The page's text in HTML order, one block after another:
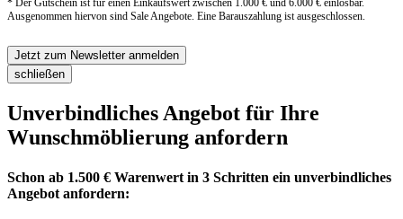
* Der Gutschein ist für einen Einkaufswert zwischen 1.000 € und 6.000 € einlösbar.
Ausgenommen hiervon sind Sale Angebote. Eine Barauszahlung ist ausgeschlossen.
Jetzt zum Newsletter anmelden
schließen
Unverbindliches Angebot für Ihre
Wunschmöblierung anfordern
Schon ab 1.500 € Warenwert in 3 Schritten ein unverbindliches
Angebot anfordern: